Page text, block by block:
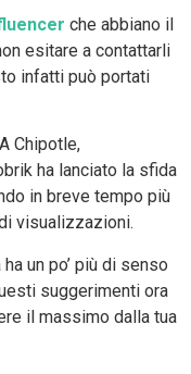
che abbiano il
esitare a contattarli
infatti può portati
Chipotle,
ha lanciato la sfida
in breve tempo più
visualizzazioni.
ha un po’ più di senso
suggerimenti ora
il massimo dalla tua